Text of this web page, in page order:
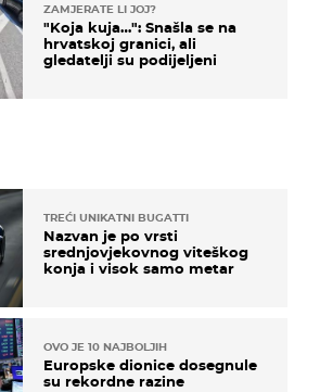
ZAMJERATE LI JOJ?
"Koja kuja…": Snašla se na
hrvatskoj granici, ali
gledatelji su podijeljeni
TREĆI UNIKATNI BUGATTI
Nazvan je po vrsti
srednjovjekovnog viteškog
konja i visok samo metar
OVO JE 10 NAJBOLJIH
Europske dionice dosegnule
su rekordne razine